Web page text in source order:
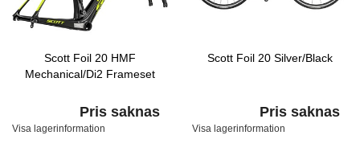
Scott Foil 20 HMF
Mechanical/Di2 Frameset
Pris saknas
Visa lagerinformation
Scott Foil 20 Silver/Black
Pris saknas
Visa lagerinformation